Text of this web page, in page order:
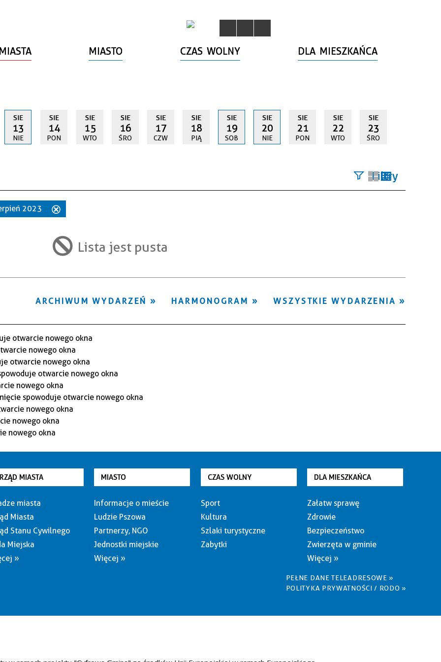
MIASTO CZAS WOLNY DLA MIESZKAŃCA
SIE
13
NIE
SIE
14
PON
SIE
15
WTO
SIE
16
ŚRO
SIE
17
CZW
SIE
18
PIĄ
SIE
19
SOB
SIE
20
NIE
SIE
21
PON
SIE
22
WTO
SIE
23
ŚRO
Filtry
Miejsce
2023
filtr
Lista jest pusta
WSZYSTKIE WYDARZENIA
HARMONOGRAM
ARCHIWUM WYDARZEŃ
MIASTA
miasta
Miasta
Stanu Cywilnego
Miejska
»
MIASTO
Informacje o mieście
Ludzie Pszowa
Partnerzy, NGO
Jednostki miejskie
Więcej »
CZAS WOLNY
Sport
Kultura
Szlaki turystyczne
Zabytki
DLA MIESZKAŃCA
Załatw sprawę
Zdrowie
Bezpieczeństwo
Zwierzęta w gminie
Więcej »
PEŁNE DANE TELEADRESOWE »
POLITYKA PRYWATNOŚCI / RODO »